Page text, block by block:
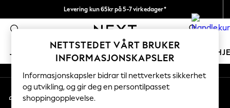
Levering kun 65kr på 5-7 virkedager*
Vi betaler alle tollavgifter 0
JENTER GUTTER BABY KVINNER
GIRLS
New In
50 - 92cm (0 - 24 months)
An error occurred on client
Våre sosiale nettverk
Min konto
Logg inn på kontoen din
NETTSTEDET VÅRT BRUKER
INFORMASJONSKAPSLER
Informasjonskapsler bidrar til nettverkets sikkerhet
og utvikling, og gir deg en persontilpasset
shoppingopplevelse.